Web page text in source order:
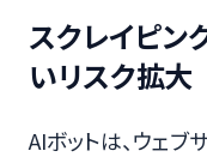
スクレイピン
いリスク拡大
AIボットは、ウェ